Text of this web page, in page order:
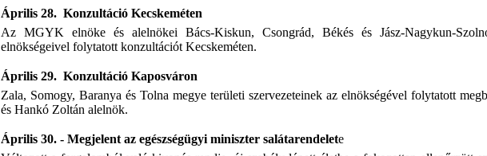
Április 28.  Konzultáció Kecskeméten
Az MGYK elnöke és alelnökei Bács-Kiskun, Csongrád, Békés és Jász-Nagykun-
elnökségeivel folytatott konzultációt Kecskeméten.
Április 29.  Konzultáció Kaposváron
Zala, Somogy, Baranya és Tolna megye területi szervezeteinek az elnökségével folytatott
és Hankó Zoltán alelnök.
Április 30. - Megjelent az egészségügyi miniszter salátarendelete